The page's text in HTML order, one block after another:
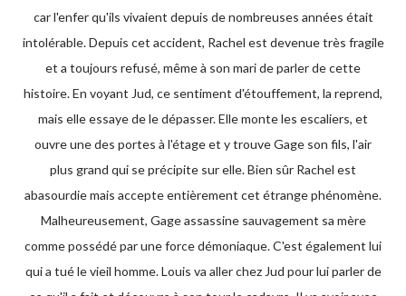
car l'enfer qu'ils vivaient depuis de nombreuses années était
intolérable. Depuis cet accident, Rachel est devenue très fragile
et a toujours refusé, même à son mari de parler de cette
histoire. En voyant Jud, ce sentiment d'étouffement, la reprend,
mais elle essaye de le dépasser. Elle monte les escaliers, et
ouvre une des portes à l'étage et y trouve Gage son fils, l'air
plus grand qui se précipite sur elle. Bien sûr Rachel est
abasourdie mais accepte entièrement cet étrange phénomène.
Malheureusement, Gage assassine sauvagement sa mère
comme possédé par une force démoniaque. C'est également lui
qui a tué le vieil homme. Louis va aller chez Jud pour lui parler de